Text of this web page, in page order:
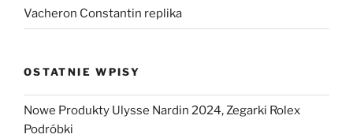
Vacheron Constantin replika
OSTATNIE WPISY
Nowe Produkty Ulysse Nardin 2024, Zegarki Rolex
Podróbki